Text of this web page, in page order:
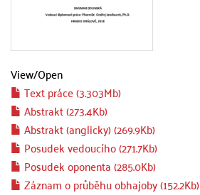
View/Open
Text práce (3.303Mb)
Abstrakt (273.4Kb)
Abstrakt (anglicky) (269.9Kb)
Posudek vedoucího (271.7Kb)
Posudek oponenta (285.0Kb)
Záznam o průběhu obhajoby (152.2Kb)